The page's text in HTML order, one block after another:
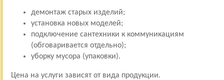
демонтаж старых изделий;
установка новых моделей;
подключение сантехники к коммуникациям
(обговаривается отдельно);
уборку мусора (упаковки).
Цена на услуги зависят от вида продукции.